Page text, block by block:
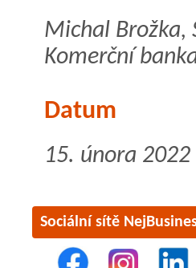
Michal Brožka,
Komerční
Datum
15. února 2022
Sociální sítě